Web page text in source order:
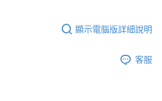
顯示電腦版詳細說明
客服